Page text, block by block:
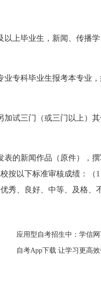
上毕业生，新闻、传播学
科毕业生报考本专业，
三门（或三门以上）其
的新闻作品（原件），撰
以下标准审核成绩：（1
秀、良好、中等、及格、
应用型自考招生中：学信
自考App下载 让学习更高